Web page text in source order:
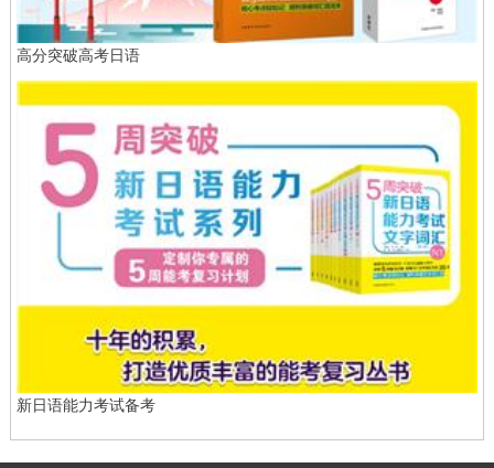
高分突破高考日语
新日语能力考试备考